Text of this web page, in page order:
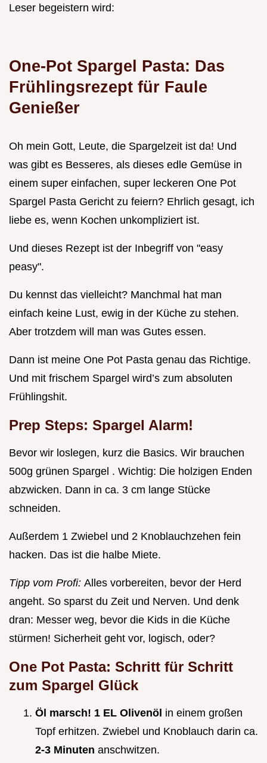
Leser begeistern wird:
One-Pot Spargel Pasta: Das
Frühlingsrezept für Faule
Genießer
Oh mein Gott, Leute, die Spargelzeit ist da! Und
was gibt es Besseres, als dieses edle Gemüse in
einem super einfachen, super leckeren One Pot
Spargel Pasta Gericht zu feiern? Ehrlich gesagt, ich
liebe es, wenn Kochen unkompliziert ist.
Und dieses Rezept ist der Inbegriff von "easy
peasy".
Du kennst das vielleicht? Manchmal hat man
einfach keine Lust, ewig in der Küche zu stehen.
Aber trotzdem will man was Gutes essen.
Dann ist meine One Pot Pasta genau das Richtige.
Und mit frischem Spargel wird’s zum absoluten
Frühlingshit.
Prep Steps: Spargel Alarm!
Bevor wir loslegen, kurz die Basics. Wir brauchen
500g grünen Spargel . Wichtig: Die holzigen Enden
abzwicken. Dann in ca. 3 cm lange Stücke
schneiden.
Außerdem 1 Zwiebel und 2 Knoblauchzehen fein
hacken. Das ist die halbe Miete.
Tipp vom Profi: Alles vorbereiten, bevor der Herd
angeht. So sparst du Zeit und Nerven. Und denk
dran: Messer weg, bevor die Kids in die Küche
stürmen! Sicherheit geht vor, logisch, oder?
One Pot Pasta: Schritt für Schritt
zum Spargel Glück
Öl marsch! 1 EL Olivenöl in einem großen
Topf erhitzen. Zwiebel und Knoblauch darin ca.
2-3 Minuten anschwitzen.